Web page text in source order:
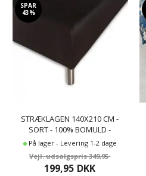
SPAR
43%
STRÆKLAGEN 140X210 CM -
SORT - 100% BOMULD -
FACONLAGEN TIL MADRAS
På lager - Levering 1-2 dage
349,95
199,95 DKK